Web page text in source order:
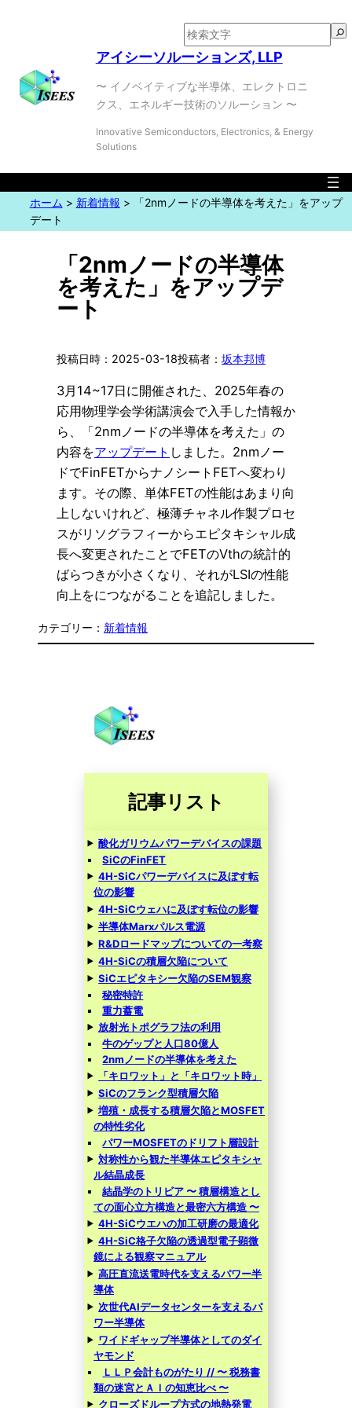
アイシーソルーションズ, LLP
検
索
〜 イノベイティブな半導体、エレクトロニ
クス、エネルギー技術のソルーション 〜
Innovative Semiconductors, Electronics, & Energy
Solutions
ホーム > 新着情報 >
「2nmノードの半導体を考えた」をアップ
デート
記事リスト
酸化ガリウムパワーデバイスの課題
SiCのFinFET
4H-SiCパワーデバイスに及ぼす転
位の影響
4H-SiCウェハに及ぼす転位の影響
半導体Marxパルス電源
R&Dロードマップについての一考察
4H-SiCの積層欠陥について
SiCエピタキシー欠陥のSEM観察
秘密特許
重力蓄電
放射光トポグラフ法の利用
牛のゲップと人口80億人
2nmノードの半導体を考えた
「キロワット」と「キロワット時」
SiCのフランク型積層欠陥
増殖・成長する積層欠陥とMOSFET
の特性劣化
パワーMOSFETのドリフト層設計
対称性から観た半導体エピタキシャ
ル結晶成長
結晶学のトリビア 〜 積層構造とし
ての面心立方構造と最密六方構造 〜
4H-SiCウエハの加工研磨の最適化
4H-SiC格子欠陥の透過型電子顕微
鏡による観察マニュアル
高圧直流送電時代を支えるパワー半
導体
次世代AIデータセンターを支えるパ
ワー半導体
ワイドギャップ半導体としてのダイ
ヤモンド
ＬＬＰ会計ものがたり // 〜 税務書
類の迷宮とＡＩの知恵比べ 〜
クローズドループ方式の地熱発電
「2nmノードの半導体
を考えた」をアップデ
ート
2025-03-18 坂本邦博
3月14~17日に開催された、2025年春の
応用物理学会学術講演会で入手した情報か
ら、「2nmノードの半導体を考えた」の
内容をアップデート しました。2nmノー
ドでFinFETからナノシートFETへ変わり
ます。その際、単体FETの性能はあまり向
上しないけれど、極薄チャネル作製プロセ
スがリソグラフィーからエピタキシャル成
長へ変更されたことでFETのVthの統計的
ばらつきが小さくなり、それがLSIの性能
向上をにつながることを追記しました。
カテゴリー： 新着情報